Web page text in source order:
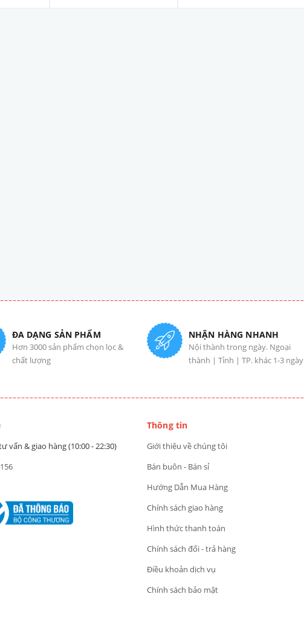
ĐA DẠNG SẢN PHẨM
Hơn 3000 sản phẩm chọn lọc &
chất lượng
NHẬN HÀNG NHANH
Nội thành trong ngày. Ngoại
thành | Tỉnh | TP. khác 1-3 ngày
vấn & giao hàng (10:00 - 22:30)
Thông tin
Giới thiệu về chúng tôi
Bán buôn - Bán sỉ
Hướng Dẫn Mua Hàng
Chính sách giao hàng
Hình thức thanh toán
Chính sách đổi - trả hàng
Điều khoản dịch vụ
Chính sách bảo mật